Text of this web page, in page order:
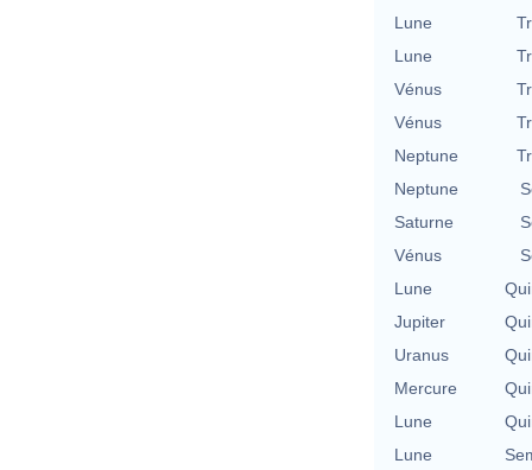
Lune
Lune
Vénus
Vénus
Neptune
Neptune
Saturne
Vénus
Lune
Jupiter
Uranus
Mercure
Lune
Lune